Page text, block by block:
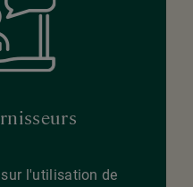
l'utilisation de